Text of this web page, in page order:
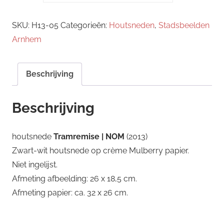
|
NOM
SKU: H13-05 Categorieën: Houtsneden, Stadsbeelden
Arnhem
Beschrijving
Beschrijving
houtsnede Tramremise | NOM (2013)
Zwart-wit houtsnede op crème Mulberry papier.
Niet ingelijst.
Afmeting afbeelding: 26 x 18,5 cm.
Afmeting papier: ca. 32 x 26 cm.